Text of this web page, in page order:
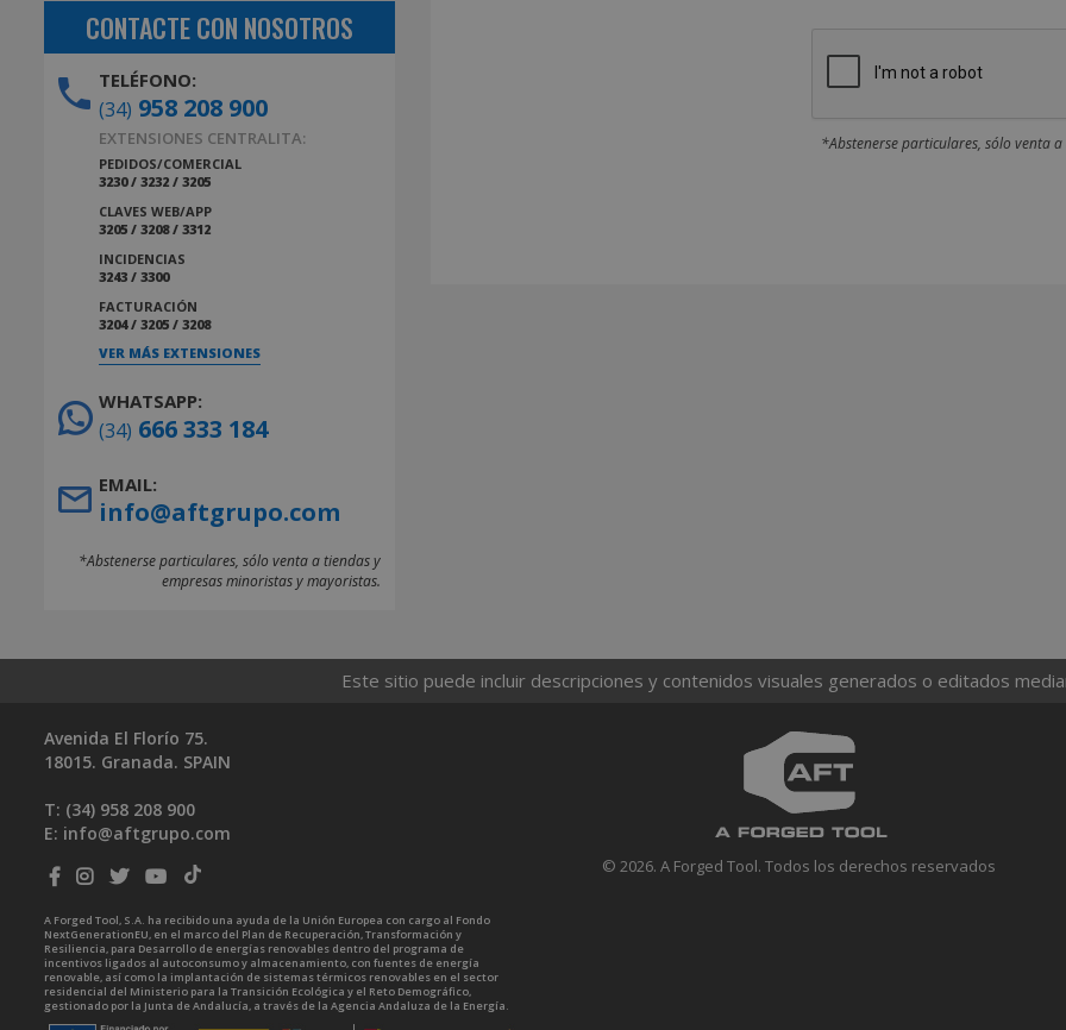
*Abstenerse particulares, sólo venta
CONTACTE CON NOSOTROS
TELÉFONO:
(34) 958 208 900
EXTENSIONES CENTRALITA:
PEDIDOS/COMERCIAL
3230 / 3232 / 3205
CLAVES WEB/APP
3205 / 3208 / 3312
INCIDENCIAS
3243 / 3300
FACTURACIÓN
3204 / 3205 / 3208
VER MÁS EXTENSIONES
WHATSAPP:
(34) 666 333 184
EMAIL:
info@aftgrupo.com
*Abstenerse particulares, sólo venta a tiendas y
empresas minoristas y mayoristas.
Este sitio puede incluir descripciones y contenidos visuales generados o editados
© 2026. A Forged Tool. Todos los derechos reservados
Avenida El Florío 75.
18015. Granada. SPAIN
T: (34) 958 208 900
E: info@aftgrupo.com
A Forged Tool, S.A. ha recibido una ayuda de la Unión Europea con cargo al Fondo
NextGenerationEU, en el marco del Plan de Recuperación, Transformación y
Resiliencia, para Desarrollo de energías renovables dentro del programa de
incentivos ligados al autoconsumo y almacenamiento, con fuentes de energía
renovable, así como la implantación de sistemas térmicos renovables en el sector
residencial del Ministerio para la Transición Ecológica y el Reto Demográfico,
gestionado por la Junta de Andalucía, a través de la Agencia Andaluza de la Energía.